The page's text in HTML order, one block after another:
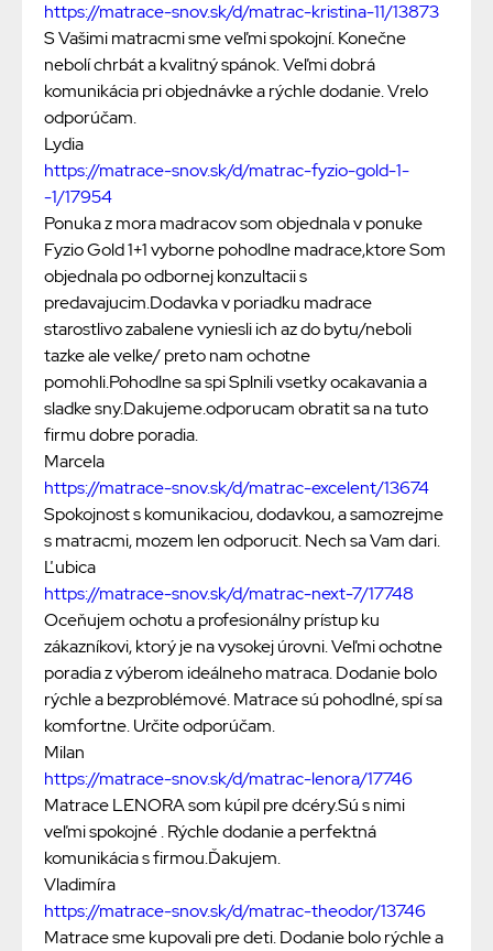
https://matrace-snov.sk/d/matrac-kristina-11/13873
S Vašimi matracmi sme veľmi spokojní. Konečne
nebolí chrbát a kvalitný spánok. Veľmi dobrá
komunikácia pri objednávke a rýchle dodanie. Vrelo
odporúčam.
Lydia
https://matrace-snov.sk/d/matrac-fyzio-gold-1-
-1/17954
Ponuka z mora madracov som objednala v ponuke
Fyzio Gold 1+1 vyborne pohodlne madrace,ktore Som
objednala po odbornej konzultacii s
predavajucim.Dodavka v poriadku madrace
starostlivo zabalene vyniesli ich az do bytu/neboli
tazke ale velke/ preto nam ochotne
pomohli.Pohodlne sa spi Splnili vsetky ocakavania a
sladke sny.Dakujeme.odporucam obratit sa na tuto
firmu dobre poradia.
Marcela
https://matrace-snov.sk/d/matrac-excelent/13674
Spokojnost s komunikaciou, dodavkou, a samozrejme
s matracmi, mozem len odporucit. Nech sa Vam dari.
Ľubica
https://matrace-snov.sk/d/matrac-next-7/17748
Oceňujem ochotu a profesionálny prístup ku
zákazníkovi, ktorý je na vysokej úrovni. Veľmi ochotne
poradia z výberom ideálneho matraca. Dodanie bolo
rýchle a bezproblémové. Matrace sú pohodlné, spí sa
komfortne. Určite odporúčam.
Milan
https://matrace-snov.sk/d/matrac-lenora/17746
Matrace LENORA som kúpil pre dcéry.Sú s nimi
veľmi spokojné . Rýchle dodanie a perfektná
komunikácia s firmou.Ďakujem.
Vladimíra
https://matrace-snov.sk/d/matrac-theodor/13746
Matrace sme kupovali pre deti. Dodanie bolo rýchle a